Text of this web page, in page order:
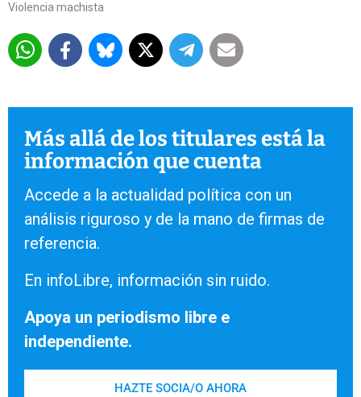
Violencia machista
Más allá de los titulares está la
información que cuenta
Accede a la actualidad política con un
análisis riguroso y de la mano de firmas de
referencia.
En infoLibre, información sin ruido.
Apoya un periodismo libre e
independiente.
HAZTE SOCIA/O AHORA